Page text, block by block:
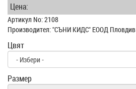
Цена:
Артикул No: 2108
Производител: "СЪНИ КИДС" ЕООД Пловдив
Цвят
Размер